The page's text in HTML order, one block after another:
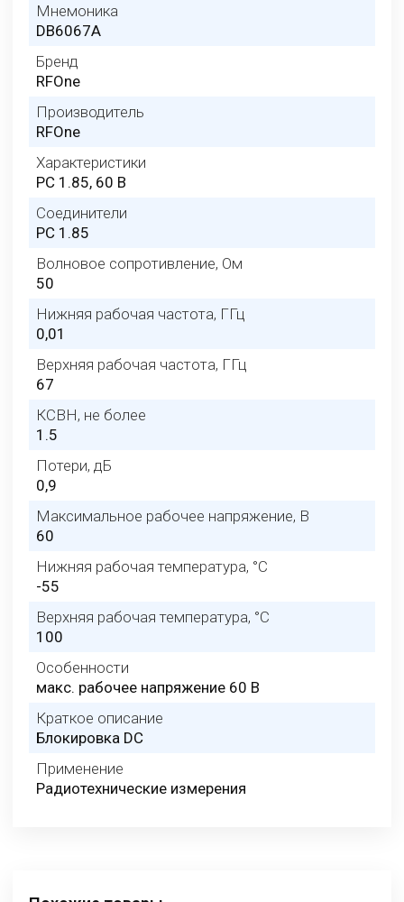
Мнемоника
DB6067A
Бренд
RFOne
Производитель
RFOne
Характеристики
PC 1.85, 60 В
Соединители
PC 1.85
Волновое сопротивление, Ом
50
Нижняя рабочая частота, ГГц
0,01
Верхняя рабочая частота, ГГц
67
КСВН, не более
1.5
Потери, дБ
0,9
Максимальное рабочее напряжение, В
60
Нижняя рабочая температура, °C
-55
Верхняя рабочая температура, °C
100
Особенности
макс. рабочее напряжение 60 В
Краткое описание
Блокировка DC
Применение
Радиотехнические измерения